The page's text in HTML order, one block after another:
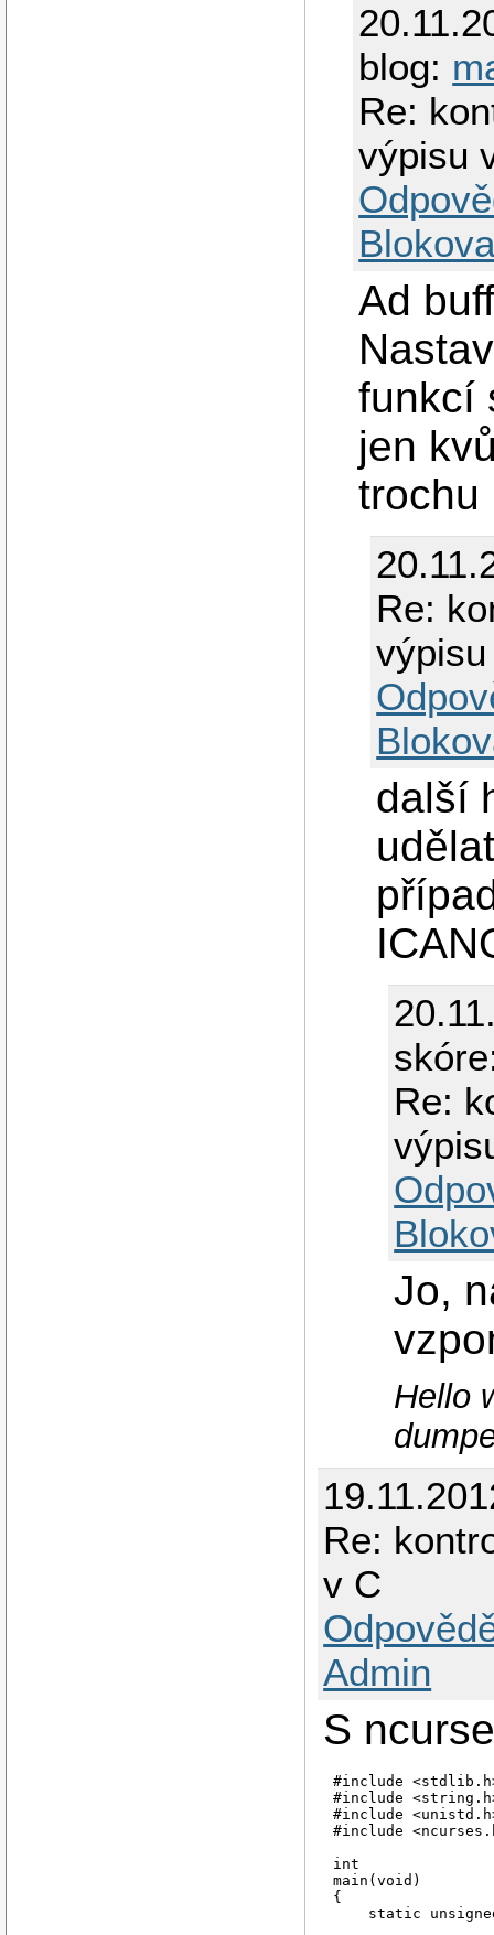
blog:
Re:
výpisu
Ad
funkcí
jen
trochu
Re:
další
Re:
Jo,
Hello
Re:
v C
Admin
S
#include
#include
#include
#include
int
main(void)
{
static